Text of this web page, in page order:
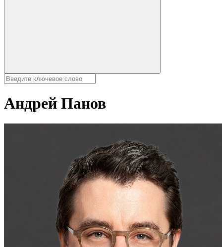
Андрей Панов